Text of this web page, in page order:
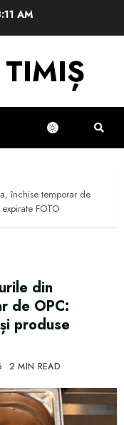
AM
închise temporar de
FOTO
din
de OPC:
produse
2 MIN READ